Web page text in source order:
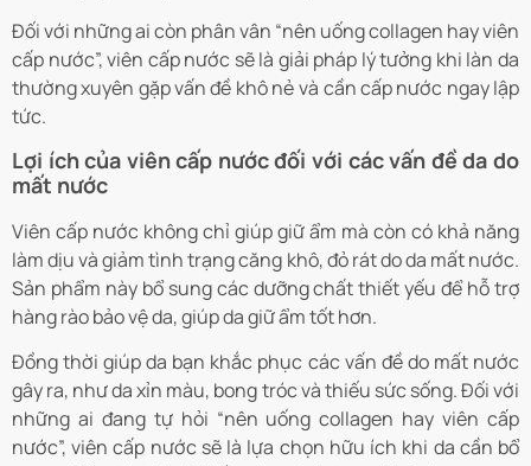
Đối với những ai còn phân vân “nên uống collagen hay viên
cấp nước”, viên cấp nước sẽ là giải pháp lý tưởng khi làn da
thường xuyên gặp vấn đề khô nẻ và cần cấp nước ngay lập
tức.
Lợi ích của viên cấp nước đối với các vấn đề da do
mất nước
Viên cấp nước không chỉ giúp giữ ẩm mà còn có khả năng
làm dịu và giảm tình trạng căng khô, đỏ rát do da mất nước.
Sản phẩm này bổ sung các dưỡng chất thiết yếu để hỗ trợ
hàng rào bảo vệ da, giúp da giữ ẩm tốt hơn.
Đồng thời giúp da bạn khắc phục các vấn đề do mất nước
gây ra, như da xỉn màu, bong tróc và thiếu sức sống. Đối với
những ai đang tự hỏi “nên uống collagen hay viên cấp
nước”, viên cấp nước sẽ là lựa chọn hữu ích khi da cần bổ